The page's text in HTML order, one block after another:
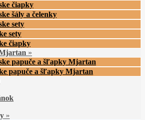
čiapky
šály a čelenky
sety
sety
čiapky
»
papuče a šľapky Mjartan
papuče a šľapky Mjartan
»